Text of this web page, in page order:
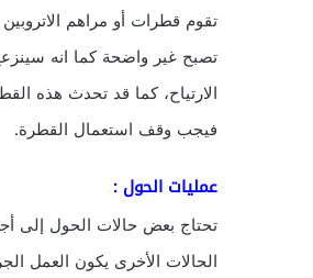
تقوم قطرات أو مراهم
تصبح غير واضحة كما انه
فيجب وقف استعمال القطرة.
عمليات الحول :
تحتاج بعض حالات الحول إلى
الحالات الأخرى يكون العمل